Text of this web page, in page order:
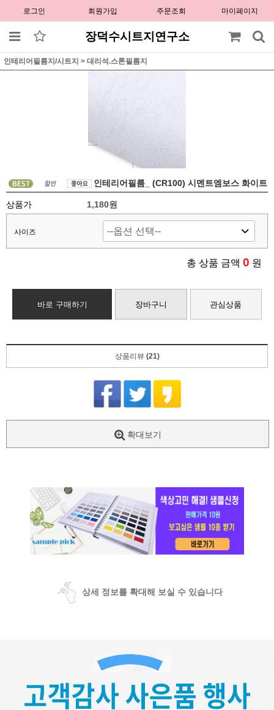
로그인 회원가입 주문조회 마이페이지
장덕수시트지연구소
인테리어필름지/시트지 > 대리석.스톤필름지
인테리어필름_ (CR100) 시멘트엠보스 화이트
상품가 1,180원
사이즈
총 상품 금액 0 원
바로 구매하기 장바구니 관심상품
상품리뷰 (21)
확대보기
상세 정보를 확대해 보실 수 있습니다